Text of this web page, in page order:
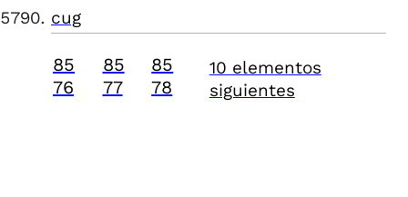
cug
85
76
85
77
85
78
10 elementos
siguientes